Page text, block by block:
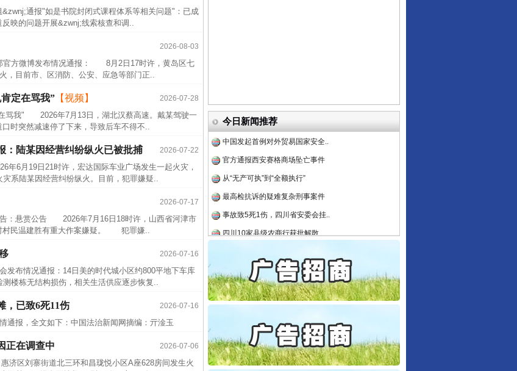
通报"如是书院封闭式课程体系等相关问题"：已成
映的问题开展&zwnj;线索核查和调..
2026-08-03
方微博发布情况通报： 8月2日17时许，黄岛区七
，目前市、区消防、公安、应急等部门正..
2026-07-28
定在骂我” 【视频】
骂我" 2026年7月13日，湖北汉蔡高速。戴某驾驶一
时突然减速停了下来，导致后车不得不..
2026-07-22
：陆某因经营纠纷纵火已被批捕
6月19日21时许，宏达国际车业广场发生一起火灾，
系陆某因经营纠纷纵火。目前，犯罪嫌疑..
2026-07-17
：悬赏公告 2026年7月16日18时许，山西省河津市
村民温建胜有重大作案嫌疑。 犯罪嫌..
2026-07-16
布情况通报：14日美的时代城小区约800平地下车库
楼栋无结构损伤，相关生活供应逐步恢复..
2026-07-16
，已致6死11伤
报，全文如下：中国法治新闻网摘编：亓淦玉
2026-07-06
正在调查中
区刘寨街道北三环和昌珑悦小区A座628房间发生火
今日新闻推荐
中方对6家美国实体采取反制措..
中国发起首例对外贸易国家安全..
官方通报西安赛格商场坠亡事件
从“无产可执”到“全额执行”
最高检抗诉的疑难复杂刑事案件
事故致5死1伤，四川省安委会挂..
四川10家县级农商行获批解散
半生相守，一别两宽：这场老年..
26万保费，离婚时为何要分走一..
杨天誉，不得录用为公务员
传销头目出狱后办书院暴力管教..
四川省公安厅征集新型黑恶违法..
中方对6家美国实体采取反制措..
中国发起首例对外贸易国家安全..